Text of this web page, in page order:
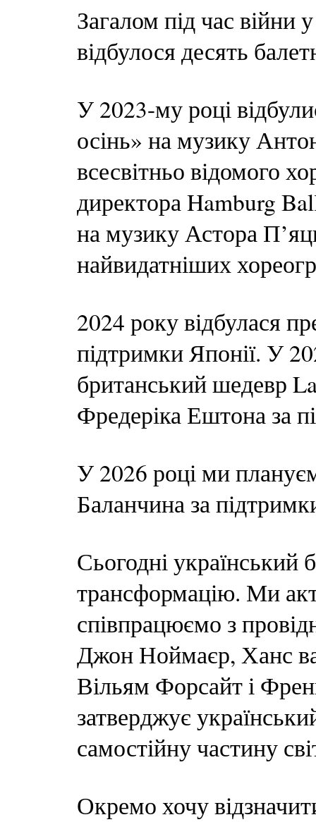
Загалом під час війни
відбулося десять
У 2023-му році
осінь» на музику
всесвітньо відомого
директора Hamburg
на музику Астора
найвидатніших
2024 року відбулася
підтримки Японії. У
британський шедевр
Фредеріка Ештона за
У 2026 році ми
Баланчина за
Сьогодні український
трансформацію. Ми
співпрацюємо з
Джон Ноймаєр, Ханс
Вільям Форсайт і
затверджує
самостійну частину
Окремо хочу